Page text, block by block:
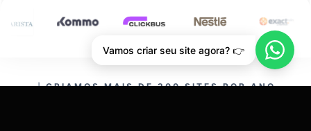
CRIAMOS MAIS DE 200 SITES POR ANO.
Vamos criar seu site agora? 👉